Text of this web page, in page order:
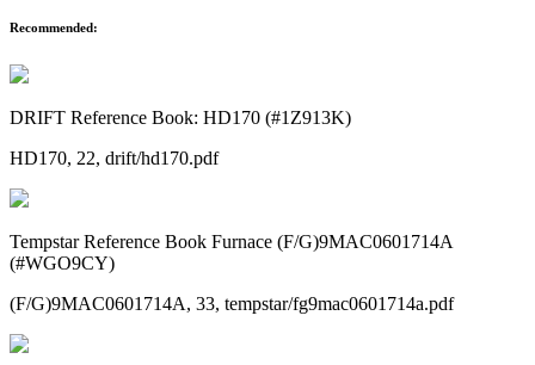
Recommended:
DRIFT Reference Book: HD170 (#1Z913K)
HD170, 22, drift/hd170.pdf
Tempstar Reference Book Furnace (F/G)9MAC0601714A
(#WGO9CY)
(F/G)9MAC0601714A, 33, tempstar/fg9mac0601714a.pdf